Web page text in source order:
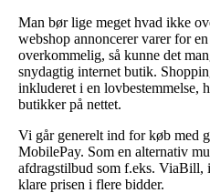
Man bør lige meget hvad ikke
webshop annoncerer varer for
overkommelig, så kunne det
snydagtig internet butik.
inkluderet i en lovbestemmelse,
butikker på nettet.
Vi går generelt ind for køb med
MobilePay. Som en alternativ
afdragstilbud som f.eks.
klare prisen i flere bidder.